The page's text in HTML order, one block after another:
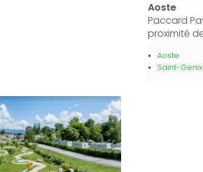
Aoste
Paccard
proximité
Aoste
Saint-